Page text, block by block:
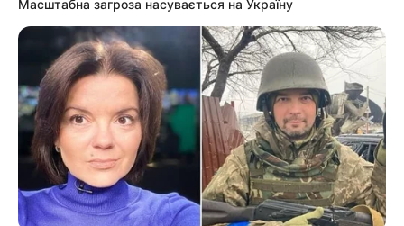
КАТЕГОРІЇ
Без рубрики
Гарячi
Культура
Нам пишуть
Масштабна загроза насувається на Україну